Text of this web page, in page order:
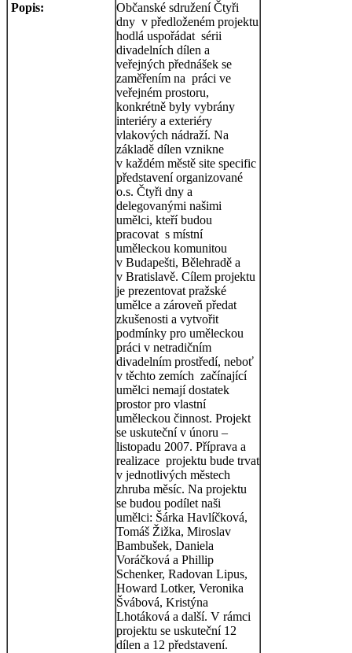
Popis:
Občanské sdružení Čtyři
dny v předloženém projektu
hodlá uspořádat sérii
divadelních dílen a
veřejných přednášek se
zaměřením na práci ve
veřejném prostoru,
konkrétně byly vybrány
interiéry a exteriéry
vlakových nádraží. Na
základě dílen vznikne
v každém městě site specific
představení organizované
o.s. Čtyři dny a
delegovanými našimi
umělci, kteří budou
pracovat s místní
uměleckou komunitou
v Budapešti, Bělehradě a
v Bratislavě. Cílem projektu
je prezentovat pražské
umělce a zároveň předat
zkušenosti a vytvořit
podmínky pro uměleckou
práci v netradičním
divadelním prostředí, neboť
v těchto zemích začínající
umělci nemají dostatek
prostor pro vlastní
uměleckou činnost. Projekt
se uskuteční v únoru –
listopadu 2007. Příprava a
realizace projektu bude trvat
v jednotlivých městech
zhruba měsíc. Na projektu
se budou podílet naši
umělci: Šárka Havlíčková,
Tomáš Žižka, Miroslav
Bambušek, Daniela
Voráčková a Phillip
Schenker, Radovan Lipus,
Howard Lotker, Veronika
Švábová, Kristýna
Lhotáková a další. V rámci
projektu se uskuteční 12
dílen a 12 představení.